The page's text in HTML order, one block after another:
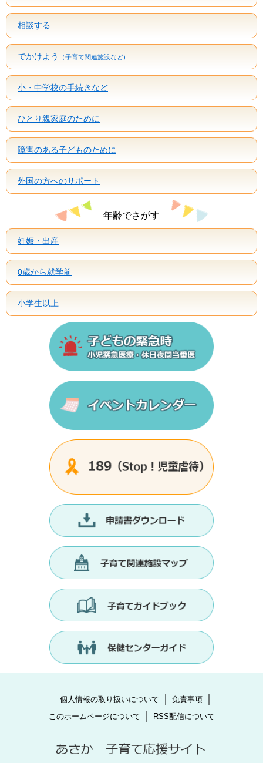
相談する
でかけよう （子育て関連施設など)
小・中学校の手続きなど
ひとり親家庭のために
障害のある子どものために
外国の方へのサポート
年齢でさがす
妊娠・出産
0歳から就学前
小学生以上
個人情報の取り扱いについて
免責事項
このホームページについて
RSS配信について